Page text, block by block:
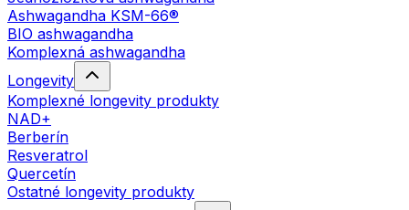
Ashwagandha KSM-66®
BIO ashwagandha
Komplexná ashwagandha
Longevity
Komplexné longevity produkty
NAD+
Berberín
Resveratrol
Quercetín
Ostatné longevity produkty